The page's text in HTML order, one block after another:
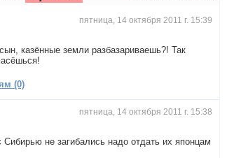
пятница, 14 октября 2011 г. 15:39
казённые земли разбазариваешь?! Так
(0)
пятница, 14 октября 2011 г. 15:38
не загибались надо отдать их японцам